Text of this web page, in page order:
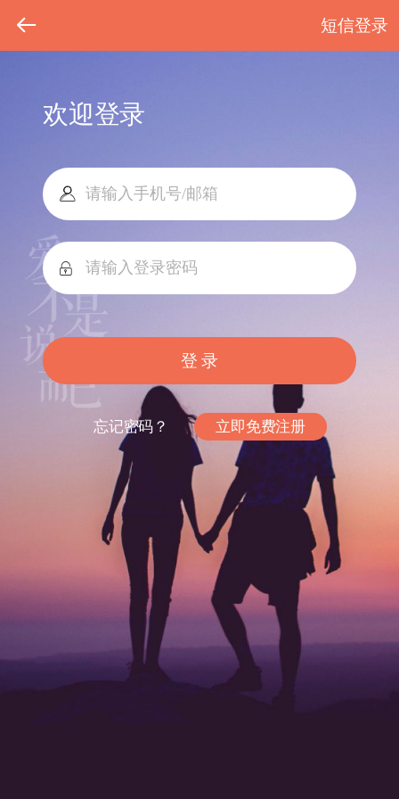
短信登录
欢迎登录
登 录
忘记密码？ 立即免费注册